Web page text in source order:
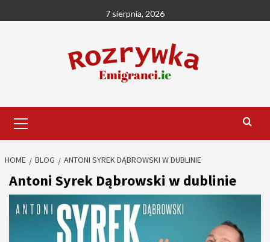
to
7 sierpnia, 2026
Menu
HOME BLOG ANTONI SYREK DĄBROWSKI W DUBLINIE
Antoni Syrek Dąbrowski w dublinie